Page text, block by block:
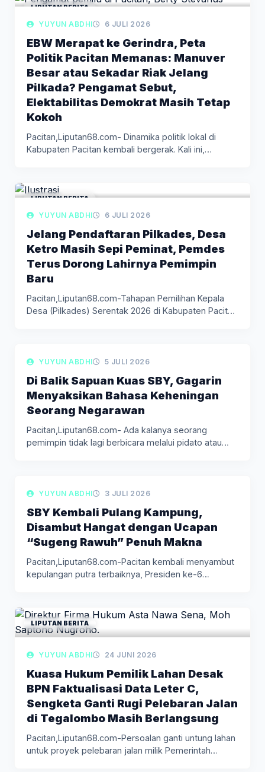
LIPUTAN BERITA
YUYUN ABDHI 6 JULI 2026
EBW Merapat ke Gerindra, Peta
Politik Pacitan Memanas: Manuver
Besar atau Sekadar Riak Jelang
Pilkada? Pengamat Sebut,
Elektabilitas Demokrat Masih Tetap
Kokoh
Pacitan,Liputan68.com- Dinamika politik lokal di
Kabupaten Pacitan kembali bergerak. Kali ini,
LIPUTAN BERITA
YUYUN ABDHI 6 JULI 2026
Jelang Pendaftaran Pilkades, Desa
Ketro Masih Sepi Peminat, Pemdes
Terus Dorong Lahirnya Pemimpin
Baru
Pacitan,Liputan68.com-Tahapan Pemilihan Kepala
Desa (Pilkades) Serentak 2026 di Kabupaten Pacitan
LIPUTAN BERITA
YUYUN ABDHI 5 JULI 2026
Di Balik Sapuan Kuas SBY, Gagarin
Menyaksikan Bahasa Keheningan
Seorang Negarawan
Pacitan,Liputan68.com- Ada kalanya seorang
pemimpin tidak lagi berbicara melalui pidato atau
LIPUTAN BERITA
YUYUN ABDHI 3 JULI 2026
SBY Kembali Pulang Kampung,
Disambut Hangat dengan Ucapan
“Sugeng Rawuh” Penuh Makna
Pacitan,Liputan68.com-Pacitan kembali menyambut
kepulangan putra terbaiknya, Presiden ke-6
LIPUTAN BERITA
YUYUN ABDHI 24 JUNI 2026
Kuasa Hukum Pemilik Lahan Desak
BPN Faktualisasi Data Leter C,
Sengketa Ganti Rugi Pelebaran Jalan
di Tegalombo Masih Berlangsung
Pacitan,Liputan68.com-Persoalan ganti untung lahan
untuk proyek pelebaran jalan milik Pemerintah